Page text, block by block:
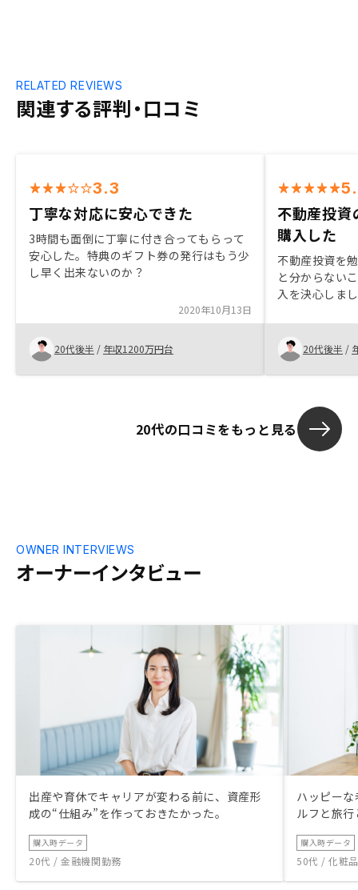
関連する評判・口コミ
RELATED REVIEWS
3.3
丁寧な対応に安心できた
3時間も面倒に丁寧に付き合ってもらって
安心した。特典のギフト券の発行はもう少
し早く出来ないのか？
2020年10月13日
20代後半 / 年収1200万円台
不動産投資
購入した
不動産投資を
と分からない
入を決心しま
く手続き出来
入後に初めて
つでも確認す
勉強するのに
しやすいなと
20代後半 /
20代の口コミをもっと見る
オーナーインタビュー
OWNER INTERVIEWS
出産や育休でキャリアが変わる前に、資産形
成の“仕組み”を作っておきたかった。
購入時データ
20代 / 金融機関勤務
ハッピー
ルフと旅
購入時データ
50代 / 化粧